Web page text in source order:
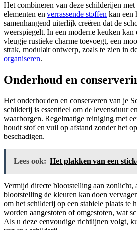
Het combineren van deze schilderijen
elementen en verrassende stoffen kan een
samenhangend uiterlijk creëren dat de
weerspiegelt. In een moderne keuken kan
vleugje rustieke charme toevoegt, een
strak, modulair ontwerp, zoals te zien in de
organiseren.
Onderhoud en
Het onderhouden en conserveren van je
schilderij is essentieel om de levensduur
waarborgen. Regelmatige reiniging met
houdt stof en vuil op afstand zonder het
beschadigen.
Lees ook: Het plakken van een
Vermijd directe blootstelling aan zonlicht,
blootstelling de kleuren kan doen
om het schilderij op een stabiele plaats te
worden aangestoten of omgestoten, wat
Als u deze eenvoudige richtlijnen volgt,